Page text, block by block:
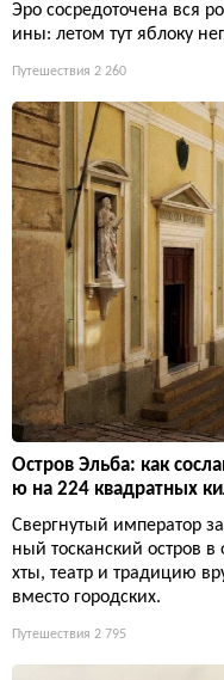
Эро сосредоточена вся
ины: летом тут яблоку
Путешествия 2 260
Остров Эльба: как
ю на 224 квадратных
Свергнутый император
ный тосканский остров в
хты, театр и традицию
вместо городских.
Путешествия 2 795